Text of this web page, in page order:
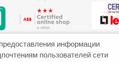
информации
пользователей сети